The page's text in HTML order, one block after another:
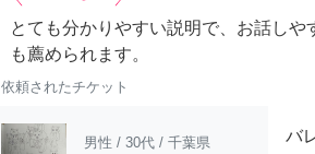
とても分かりやすい説明で、お話しや
も薦められます。
依頼されたチケット
男性 / 30代 / 千葉県
バ